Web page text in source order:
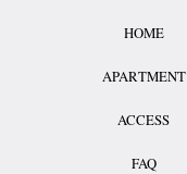
HOME
APARTMENT
ACCESS
FAQ